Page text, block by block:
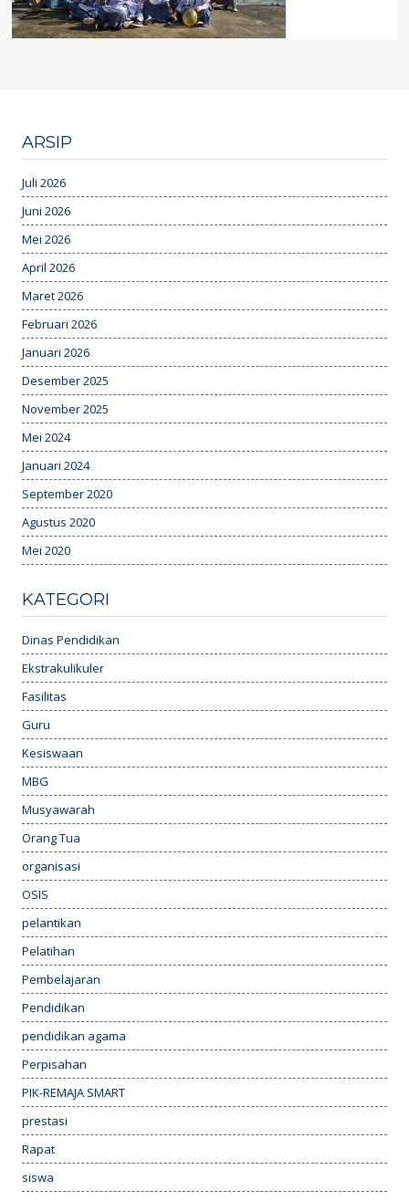
ARSIP
Juli 2026
Juni 2026
Mei 2026
April 2026
Maret 2026
Februari 2026
Januari 2026
Desember 2025
November 2025
Mei 2024
Januari 2024
September 2020
Agustus 2020
Mei 2020
KATEGORI
Dinas Pendidikan
Ekstrakulikuler
Fasilitas
Guru
Kesiswaan
MBG
Musyawarah
Orang Tua
organisasi
OSIS
pelantikan
Pelatihan
Pembelajaran
Pendidikan
pendidikan agama
Perpisahan
PIK-REMAJA SMART
prestasi
Rapat
siswa